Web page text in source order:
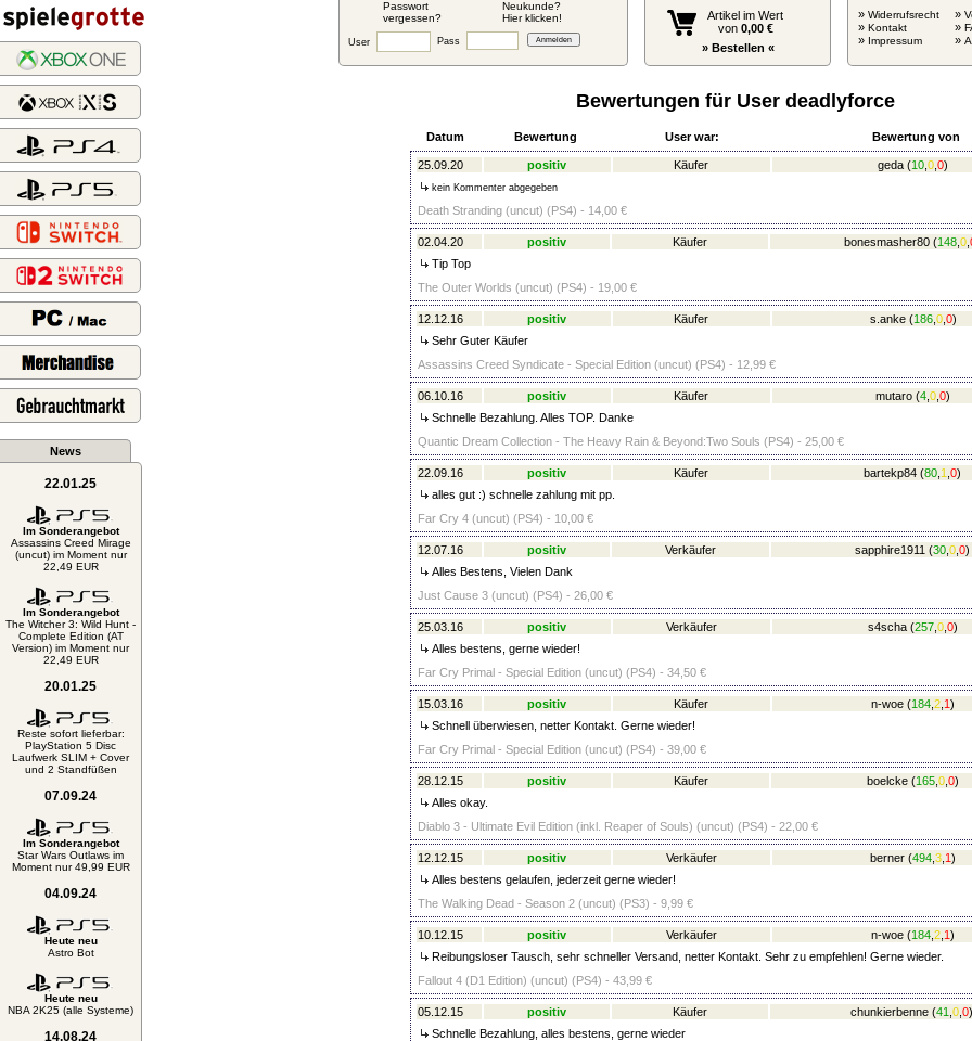
Passwort
vergessen?
Neukunde?
Hier klicken!
User Pass
Artikel im Wert
von 0,00 €
» Bestellen «
» Widerrufsrecht
» Kontakt
» Impressum
»
»
»
News
22.01.25
Im Sonderangebot
Assassins Creed Mirage
(uncut) im Moment nur
22,49 EUR
Im Sonderangebot
The Witcher 3: Wild Hunt -
Complete Edition (AT
Version) im Moment nur
22,49 EUR
20.01.25
Reste sofort lieferbar:
PlayStation 5 Disc
Laufwerk SLIM + Cover
und 2 Standfüßen
07.09.24
Im Sonderangebot
Star Wars Outlaws im
Moment nur 49,99 EUR
04.09.24
Heute neu
Astro Bot
Heute neu
NBA 2K25 (alle Systeme)
14.08.24
Bewertungen für User deadlyforce
Datum Bewertung User war: Bewertung von
25.09.20 positiv Käufer geda (10 0 0)
kein Kommenter abgegeben
Death Stranding (uncut) (PS4) - 14,00 €
02.04.20 positiv Käufer bonesmasher80 (148, 0,
Tip Top
The Outer Worlds (uncut) (PS4) - 19,00 €
12.12.16 positiv Käufer s.anke (186, 0, 0)
Sehr Guter Käufer
Assassins Creed Syndicate - Special Edition (uncut) (PS4) - 12,99 €
06.10.16 positiv Käufer mutaro (4 0 0)
Schnelle Bezahlung. Alles TOP. Danke
Quantic Dream Collection - The Heavy Rain & Beyond:Two Souls (PS4) - 25,00 €
22.09.16 positiv Käufer bartekp84 (80 1 0)
alles gut :) schnelle zahlung mit pp.
Far Cry 4 (uncut) (PS4) - 10,00 €
12.07.16 positiv Verkäufer sapphire1911 (30 0 0)
Alles Bestens, Vielen Dank
Just Cause 3 (uncut) (PS4) - 26,00 €
25.03.16 positiv Verkäufer s4scha (257 0 0)
Alles bestens, gerne wieder!
Far Cry Primal - Special Edition (uncut) (PS4) - 34,50 €
15.03.16 positiv Käufer n-woe (184 2 1)
Schnell überwiesen, netter Kontakt. Gerne wieder!
Far Cry Primal - Special Edition (uncut) (PS4) - 39,00 €
28.12.15 positiv Käufer boelcke (165, 0, 0)
Alles okay.
Diablo 3 - Ultimate Evil Edition (inkl. Reaper of Souls) (uncut) (PS4) - 22,00 €
12.12.15 positiv Verkäufer berner (494 3 1)
Alles bestens gelaufen, jederzeit gerne wieder!
The Walking Dead - Season 2 (uncut) (PS3) - 9,99 €
10.12.15 positiv Verkäufer n-woe (184 2 1)
Reibungsloser Tausch, sehr schneller Versand, netter Kontakt. Sehr zu empfehlen! Gerne wieder.
Fallout 4 (D1 Edition) (uncut) (PS4) - 43,99 €
05.12.15 positiv Käufer chunkierbenne (41 0 0)
Schnelle Bezahlung, alles bestens, gerne wieder